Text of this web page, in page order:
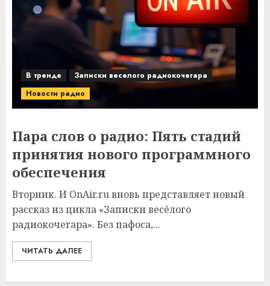
В тренде
Записки веселого радиокочегара
Новости радио
Пара слов о радио: Пять стадий
принятия нового программного
обеспечения
Вторник. И OnAir.ru вновь представляет новый
рассказ из цикла «Записки весёлого
радиокочегара». Без пафоса,...
ЧИТАТЬ ДАЛЕЕ